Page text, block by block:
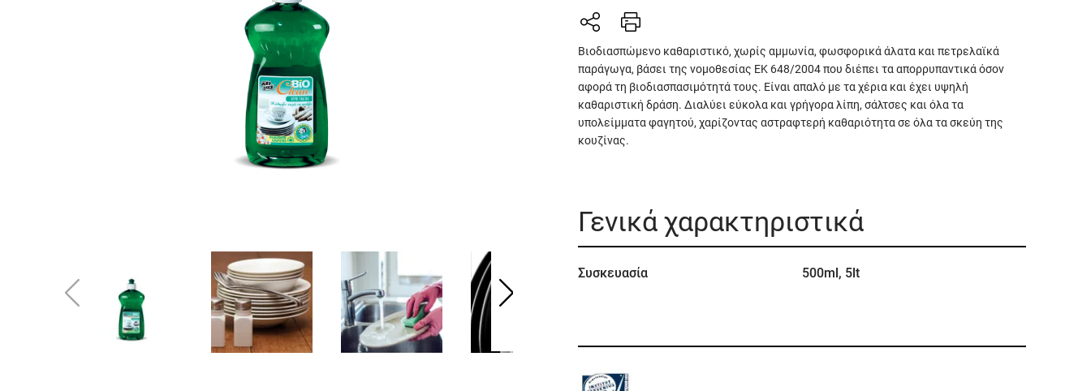
Βιοδιασπώμενο καθαριστικό, χωρίς αμμωνία, φωσφορικά άλατα και πετρελαϊκά
παράγωγα, βάσει της νομοθεσίας ΕΚ 648/2004 που διέπει τα απορρυπαντικά όσον
αφορά τη βιοδιασπασιμότητά τους. Είναι απαλό με τα χέρια και έχει υψηλή
καθαριστική δράση. Διαλύει εύκολα και γρήγορα λίπη, σάλτσες και όλα τα
υπολείμματα φαγητού, χαρίζοντας αστραφτερή καθαριότητα σε όλα τα σκεύη της
κουζίνας.
Γενικά χαρακτηριστικά
Συσκευασία 500ml, 5lt